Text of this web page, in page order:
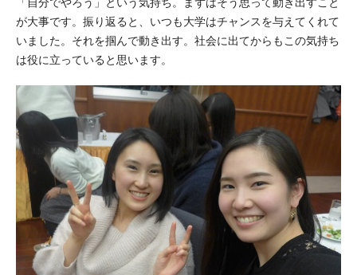
が大事です。振り返ると、いつも大学はチャンスを与えてくれて
いました。それを掴んで動き出す。社会に出てからもこの気持ち
は役に立っていると思います。